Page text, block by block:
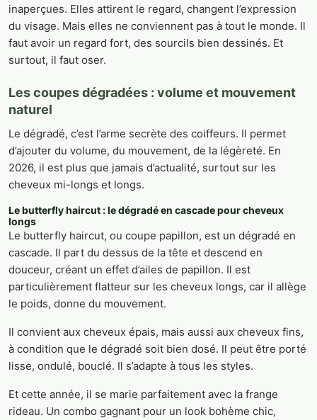
inaperçues. Elles attirent le regard, changent l’expression
du visage. Mais elles ne conviennent pas à tout le monde. Il
faut avoir un regard fort, des sourcils bien dessinés. Et
surtout, il faut oser.
Les coupes dégradées : volume et mouvement
naturel
Le dégradé, c’est l’arme secrète des coiffeurs. Il permet
d’ajouter du volume, du mouvement, de la légèreté. En
2026, il est plus que jamais d’actualité, surtout sur les
cheveux mi-longs et longs.
Le butterfly haircut : le dégradé en cascade pour cheveux
longs
Le butterfly haircut, ou coupe papillon, est un dégradé en
cascade. Il part du dessus de la tête et descend en
douceur, créant un effet d’ailes de papillon. Il est
particulièrement flatteur sur les cheveux longs, car il allège
le poids, donne du mouvement.
Il convient aux cheveux épais, mais aussi aux cheveux fins,
à condition que le dégradé soit bien dosé. Il peut être porté
lisse, ondulé, bouclé. Il s’adapte à tous les styles.
Et cette année, il se marie parfaitement avec la frange
rideau. Un combo gagnant pour un look bohème chic,